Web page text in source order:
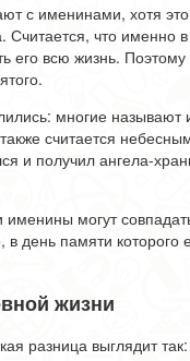
с именинами, хотя
Считается, что именно
его всю жизнь.
многие
считается
и получил ангела-
могут
день памяти
жизни
разница выглядит так: